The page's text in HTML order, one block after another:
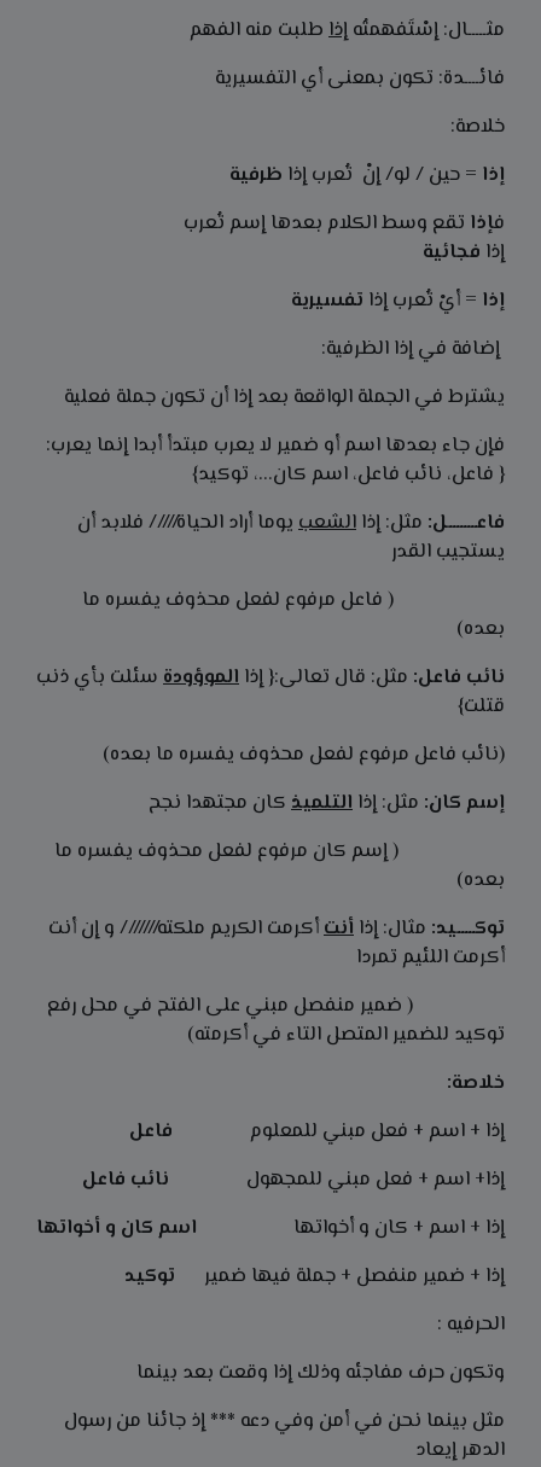
مثـــــال: إسْتَفهمتُهإذا طلبت منه الفهم
فائــــدة: تكون بمعنى أي التفسيرية
خلاصة:
إذا = حين / لو/ إنْ تُعرب إذا ظرفية
فإذا تقع وسط الكلام بعدها إسم تُعرب
إذا فجائية
إذا = أيْ تُعرب إذا تفسيرية
إضافة في إذا الظرفية:
يشترط في الجملة الواقعة بعد إذا أن تكون جملة فعلية
فإن جاء بعدها اسم أو ضمير لا يعرب مبتدأ أبدا إنما يعرب:
{ فاعل، نائب فاعل، اسم كان...، توكيد}
فاعــــــــل: مثل: إذا الشعب يوما أراد الحياة///// فلابد أن
يستجيب القدر
( فاعل مرفوع لفعل محذوف يفسره ما
بعده)
نائب فاعل: مثل: قال تعالى:{ إذا الموؤودة سئلت بأي ذنب
قتلت}
(نائب فاعل مرفوع لفعل محذوف يفسره ما بعده)
إسم كان: مثل: إذا التلميذ كان مجتهدا نجح
( إسم كان مرفوع لفعل محذوف يفسره ما
بعده)
توكـــــيد: مثال: إذا أنتأكرمت الكريم ملكته/////// و إن أنت
أكرمت اللئيم تمردا
( ضمير منفصل مبني على الفتح في محل رفع
توكيد للضمير المتصل التاء في أكرمته)
خلاصة:
إذا + اسم + فعل مبني للمعلوم فاعل
إذا+ اسم + فعل مبني للمجهول نائب فاعل
إذا + اسم + كان و أخواتها اسم كان و أخواتها
إذا + ضمير منفصل + جملة فيها ضمير توكيد
الحرفيه :
وتكون حرف مفاجئه وذلك إذا وقعت بعد بينما
مثل بينما نحن في أمن وفي دعه *** إذ جائنا من رسول
الدهر إيعاد